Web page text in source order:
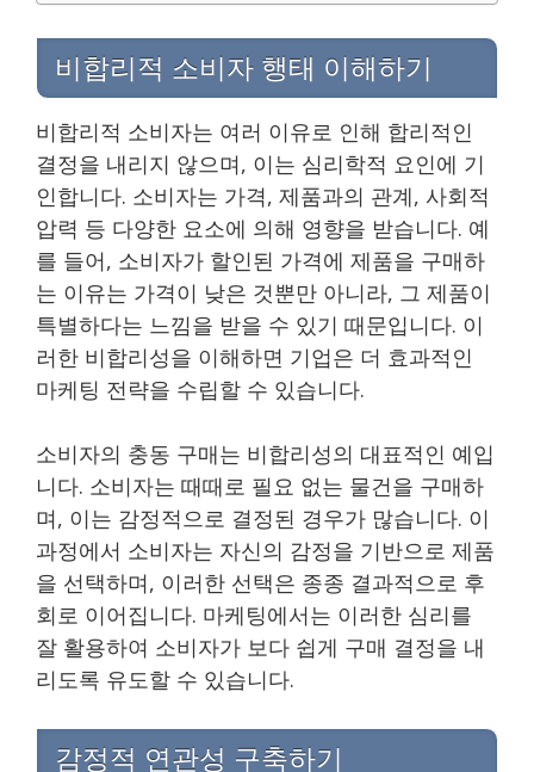
비합리적 소비자 행태 이해하기
비합리적 소비자는 여러 이유로 인해 합리적인
결정을 내리지 않으며, 이는 심리학적 요인에 기
인합니다. 소비자는 가격, 제품과의 관계, 사회적
압력 등 다양한 요소에 의해 영향을 받습니다. 예
를 들어, 소비자가 할인된 가격에 제품을 구매하
는 이유는 가격이 낮은 것뿐만 아니라, 그 제품이
특별하다는 느낌을 받을 수 있기 때문입니다. 이
러한 비합리성을 이해하면 기업은 더 효과적인
마케팅 전략을 수립할 수 있습니다.
소비자의 충동 구매는 비합리성의 대표적인 예입
니다. 소비자는 때때로 필요 없는 물건을 구매하
며, 이는 감정적으로 결정된 경우가 많습니다. 이
과정에서 소비자는 자신의 감정을 기반으로 제품
을 선택하며, 이러한 선택은 종종 결과적으로 후
회로 이어집니다. 마케팅에서는 이러한 심리를
잘 활용하여 소비자가 보다 쉽게 구매 결정을 내
리도록 유도할 수 있습니다.
감정적 연관성 구축하기